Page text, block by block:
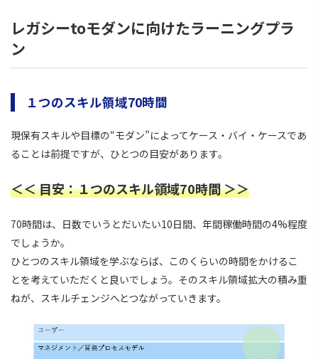
レガシーtoモダンに向けたラーニングプラ
ン
１つのスキル領域70時間
現保有スキルや目標の“モダン”によってケース・バイ・ケースであ
ることは前提ですが、ひとつの目安があります。
＜＜ 目安：１つのスキル領域70時間 ＞＞
70時間は、日数でいうとだいたい10日間、年間稼働時間の4%程度
でしょうか。
ひとつのスキル領域を学ぶならば、このくらいの時間をかけるこ
とを考えていただくと良いでしょう。そのスキル領域拡大の積み重
ねが、スキルチェンジへとつながっていきます。